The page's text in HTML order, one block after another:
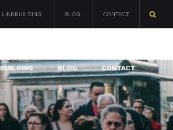
LINKBUILDING BLOG CONTACT
BLOG CONTACT